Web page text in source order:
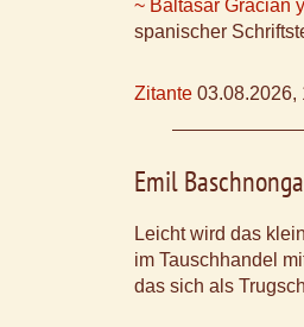
~ Baltasar Gracián
spanischer
Zitante 03.08.2026,
Emil
Leicht wird das
im Tauschhandel
das sich als